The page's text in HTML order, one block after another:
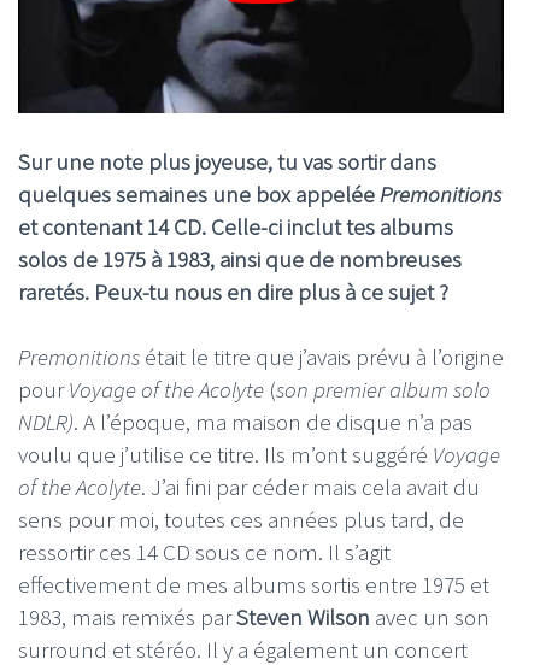
Sur une note plus joyeuse, tu vas sortirdans
quelques semaines une box appeléePremonitions
et contenant 14 CD. Celle-ci inclut tes albums
solos de 1975 à 1983, ainsi que de nombreuses
raretés. Peux-tu nous en dire plus à ce sujet ?
Premonitions était le titre que j’avais prévu à l’origine
pourVoyage of the Acolyte (son premier album solo
NDLR). A l’époque, ma maison de disque n’a pas
voulu que j’utilise ce titre. Ils m’ont suggéré Voyage
of the Acolyte. J’ai fini par céder mais cela avait du
sens pour moi, toutes ces années plus tard, de
ressortir ces 14 CD sous ce nom. Il s’agit
effectivement de mes albums sortis entre 1975 et
1983, mais remixés parSteven Wilson avec un son
surround et stéréo. Il y a également un concert